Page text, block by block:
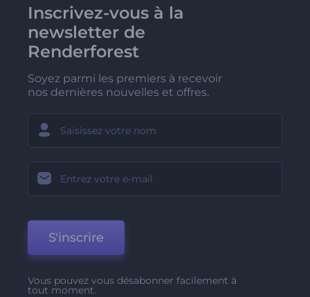
Inscrivez-vous à la
newsletter de
Renderforest
Soyez parmi les premiers à recevoir
nos dernières nouvelles et offres.
S'inscrire
Vous pouvez vous désabonner facilement à
tout moment.